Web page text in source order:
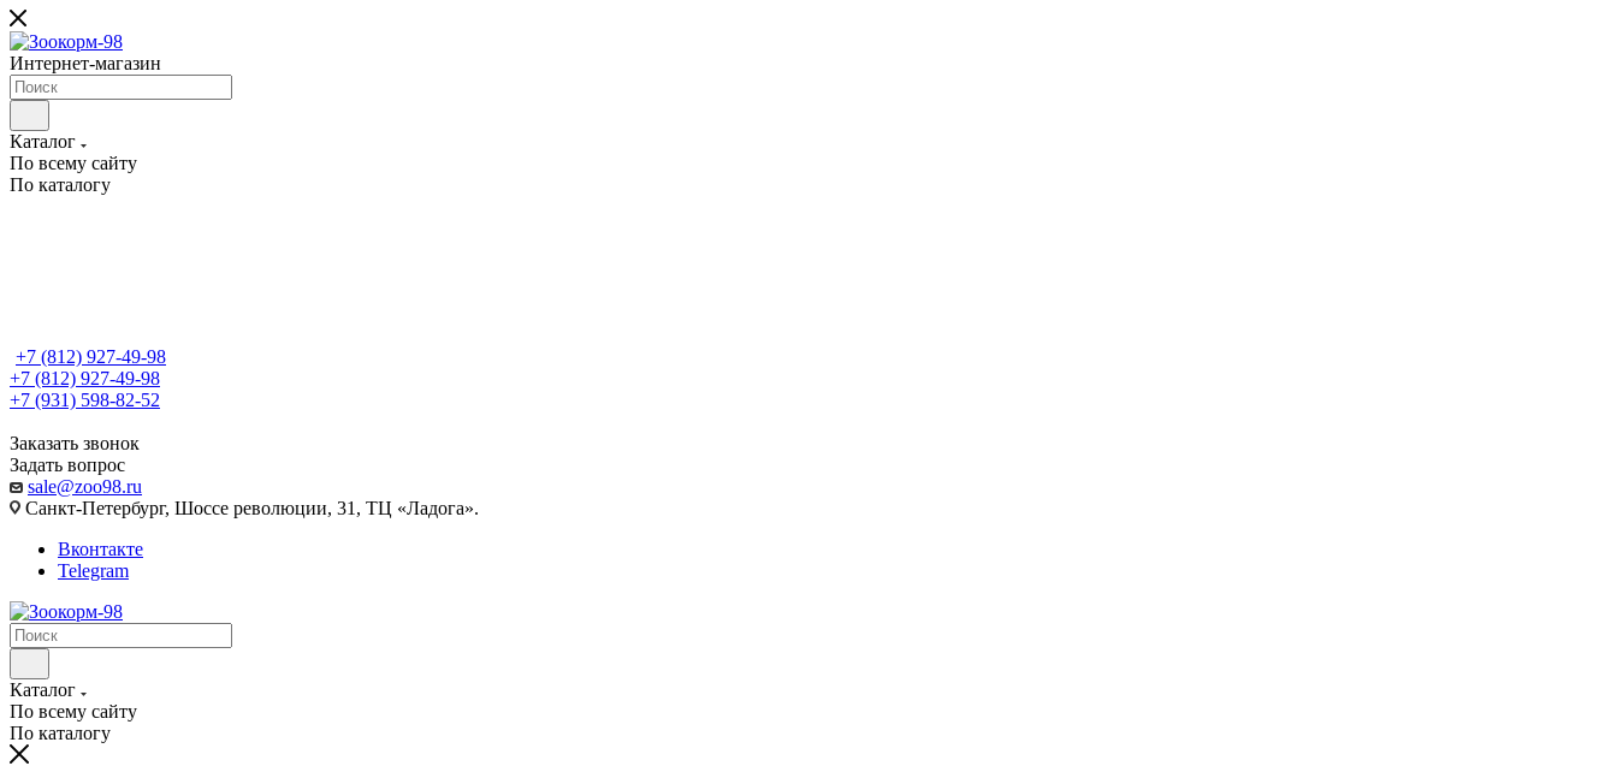
Интернет-магазин
Каталог
По всему сайту
По каталогу
+7 (812) 927-49-98
+7 (812) 927-49-98
+7 (931) 598-82-52
Заказать звонок
Задать вопрос
sale@zoo98.ru
Санкт-Петербург, Шоссе революции, 31, ТЦ «Ладога».
Вконтакте
Telegram
Каталог
По всему сайту
По каталогу